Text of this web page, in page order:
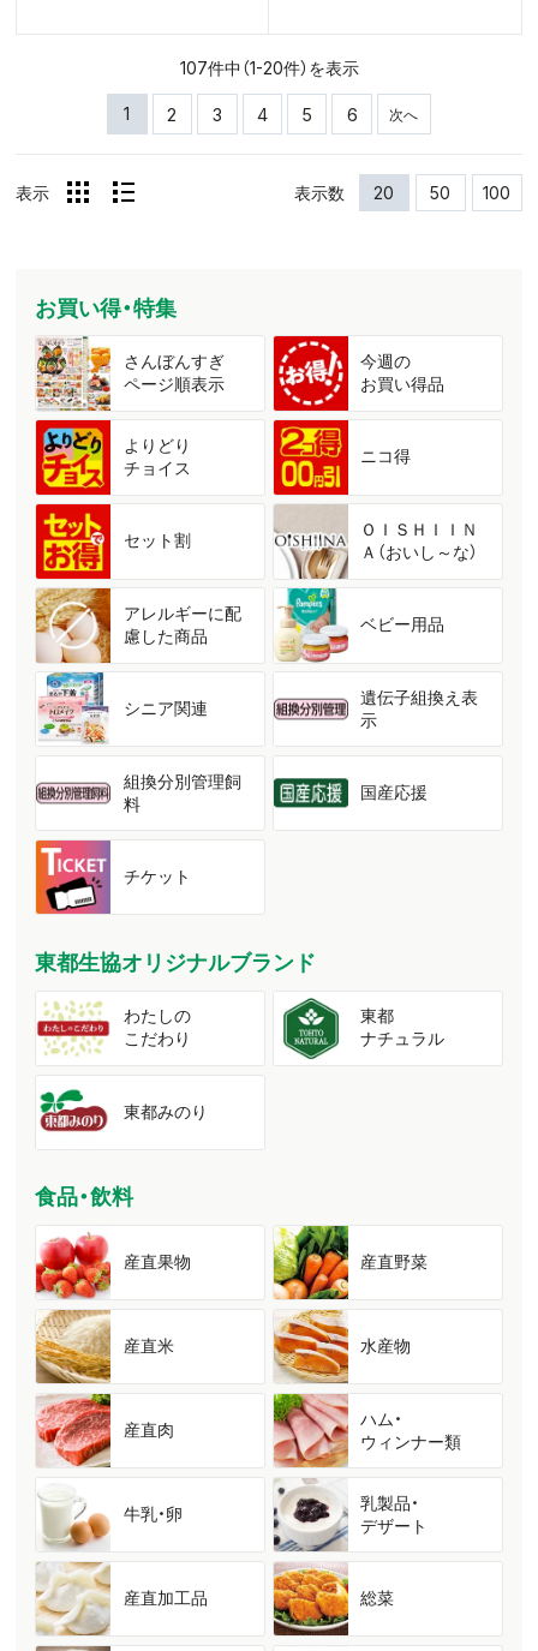
107件中（1-20件）を表示
1 2 3 4 5 6 次へ
表示 表示数 20 50 100
お買い得・特集
さんぼんすぎ
ページ順表示
今週の
お買い得品
よりどり
チョイス
ニコ得
セット割
ＯＩＳＨＩＩＮ
Ａ（おいし～な）
アレルギーに配
慮した商品
ベビー用品
シニア関連
遺伝子組換え表
示
組換分別管理飼
料
国産応援
チケット
東都生協オリジナルブランド
わたしの
こだわり
東都
ナチュラル
東都みのり
食品・飲料
産直果物 産直野菜
産直米 水産物
産直肉
ハム・
ウィンナー類
牛乳・卵
乳製品・
デザート
産直加工品 総菜